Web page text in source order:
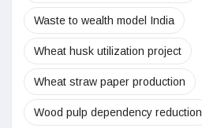
Waste to wealth model India
Wheat husk utilization project
Wheat straw paper production
Wood pulp dependency reduction